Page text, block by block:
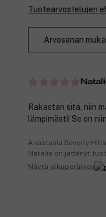
Tuotearvostelujen
Arvosanan
Rakastan sitä, niin
lämpimästi! Se on
Anastasia Beverly
Natalie on jättänyt
Näytä alkuperäinen